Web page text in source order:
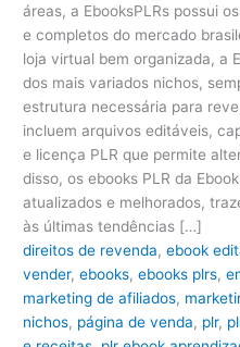
áreas, a EbooksPLRs possui
e completos do mercado
loja virtual bem organizada, a
dos mais variados nichos,
estrutura necessária para
incluem arquivos editáveis,
e licença PLR que permite
disso, os ebooks PLR da
atualizados e melhorados,
às últimas tendências […]
direitos de revenda,ebook
vender,ebooks,ebooks plrs,
marketing de afiliados,
nichos, página de venda, plr,